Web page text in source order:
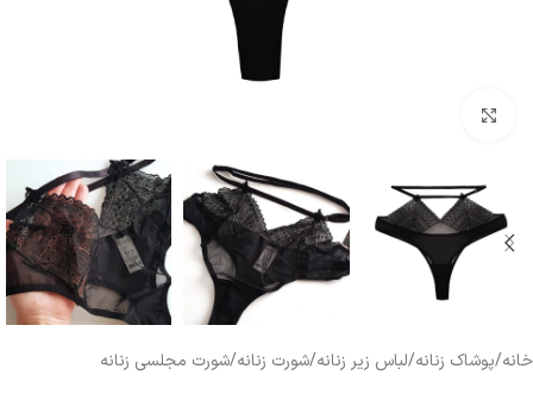
خانه/پوشاک زنانه/لباس زیر زنانه/شورت زنانه/شورت مجلسی زنانه